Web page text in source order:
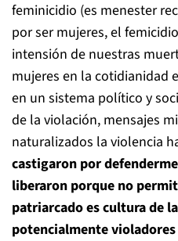
feminicidio (es menester
por ser mujeres, el
intensión de nuestras
mujeres en la cotidianidad
en un sistema político y
de la violación, mensajes
naturalizados la violencia
castigaron por
liberaron porque no
patriarcado es cultura de
potencialmente